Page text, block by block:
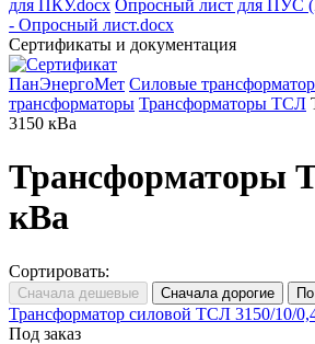
для ПКУ.docx Опросный лист для ПУС
- Опросный лист.docx
Сертификаты и документация
ПанЭнергоМет Силовые
трансформаторы Трансформаторы ТСЛ
3150 кВа
Трансформаторы
кВа
Сортировать:
Трансформатор силовой ТСЛ 3150/10/
Под заказ